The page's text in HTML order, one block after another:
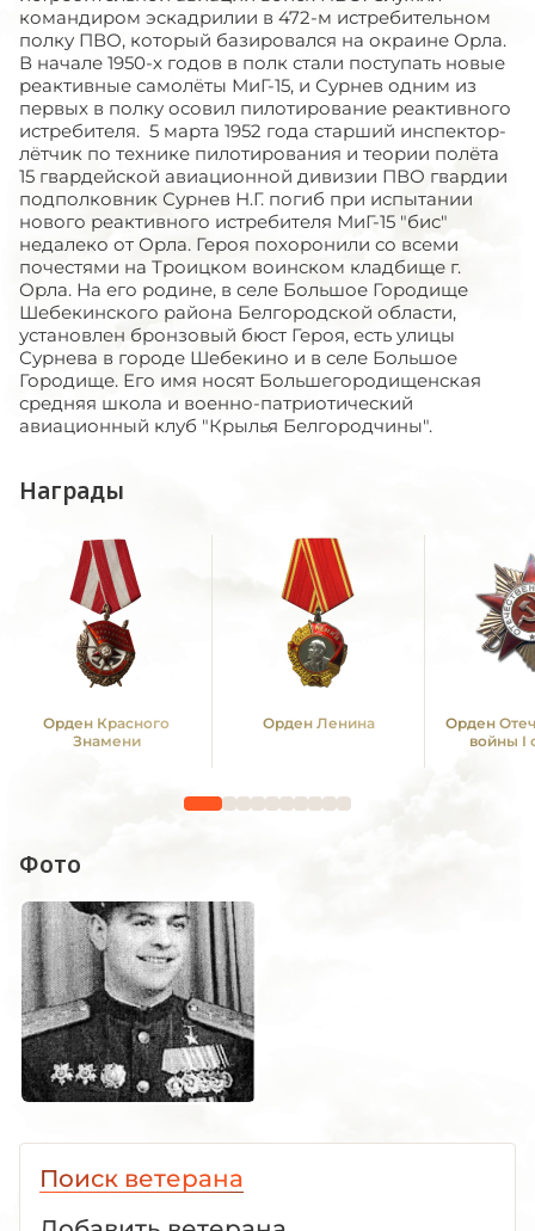
командиром эскадрилии в 472-м истребительном
полку ПВО, который базировался на окраине Орла.
В начале 1950-х годов в полк стали поступать новые
реактивные самолёты МиГ-15, и Сурнев одним из
первых в полку осовил пилотирование реактивного
истребителя. 5 марта 1952 года старший инспектор-
лётчик по технике пилотирования и теории полёта
15 гвардейской авиационной дивизии ПВО гвардии
подполковник Сурнев Н.Г. погиб при испытании
нового реактивного истребителя МиГ-15 "бис"
недалеко от Орла. Героя похоронили со всеми
почестями на Троицком воинском кладбище г.
Орла. На его родине, в селе Большое Городище
Шебекинского района Белгородской области,
установлен бронзовый бюст Героя, есть улицы
Сурнева в городе Шебекино и в селе Большое
Городище. Его имя носят Большегородищенская
средняя школа и военно-патриотический
авиационный клуб "Крылья Белгородчины".
Награды
Орден Красного
Знамени
Орден Ленина
Орден
войны I
Фото
Поиск ветерана